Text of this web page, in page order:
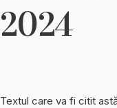
2024
Textul care va fi citit